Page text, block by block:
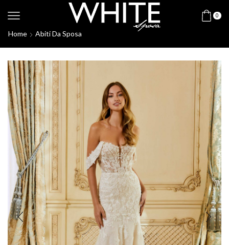
0
Home Abiti Da Sposa